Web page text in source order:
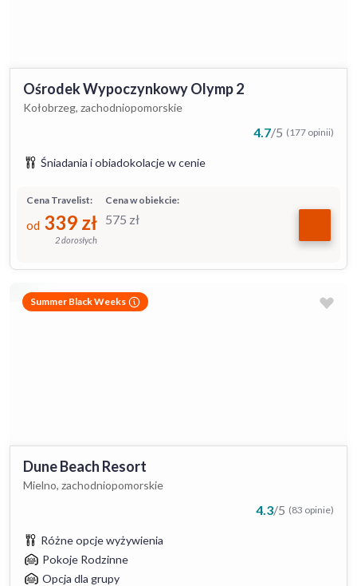
Ośrodek Wypoczynkowy Olymp 2
Kołobrzeg, zachodniopomorskie
4.7/5 (177 opinii)
Śniadania i obiadokolacje w cenie
Cena w obiekcie:
575 zł
Cena Travelist:
od 339 zł
2 dorosłych
Summer Black Weeks
Dune Beach Resort
Mielno, zachodniopomorskie
4.3/5 (83 opinie)
Różne opcje wyżywienia
Pokoje Rodzinne
Opcja dla grupy